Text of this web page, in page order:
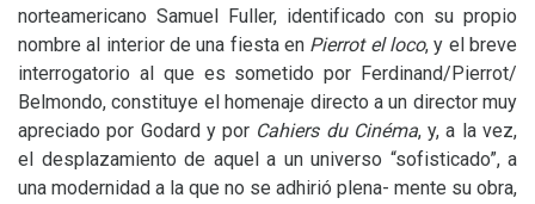
norteamericano Samuel Fuller, identificado con su propio
nombre al interior de una fiesta en Pierrot el loco, y el breve
interrogatorio al que es sometido por Ferdinand/Pierrot/
Belmondo, constituye el homenaje directo a un director muy
apreciado por Godard y por Cahiers du Cinéma, y, a la vez,
el desplazamiento de aquel a un universo “sofisticado”, a
una modernidad a la que no se adhirió plena- mente su obra,